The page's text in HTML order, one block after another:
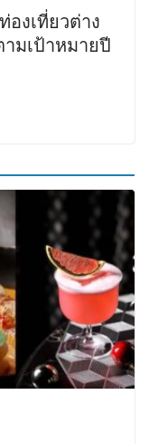
งเที่ยวต่าง
มเป้าหมายปี